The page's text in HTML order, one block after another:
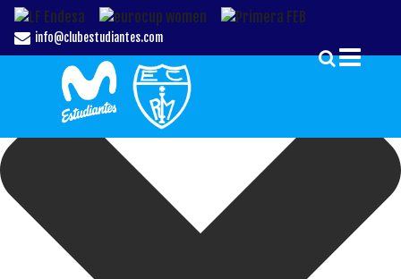
Gestionar el Consentimiento de las Cookies
info@clubestudiantes.com